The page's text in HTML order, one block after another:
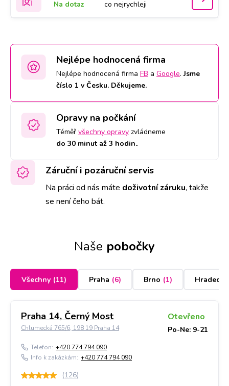
Na dotaz co nejrychleji
Nejlépe hodnocená firma
Nejlépe hodnocená firma FB a Google.Jsme
číslo 1 v Česku. Děkujeme.
Opravy na počkání
Téměř všechny opravy zvládneme
do 30 minut až 3 hodin..
Záruční i pozáruční servis
Na práci od nás máte doživotní záruku, takže
se není čeho bát.
Naše pobočky
Všechny (11) Praha (6) Brno (1) Hradec
Praha 14, Černý Most
Chlumecká 765/6, 198 19 Praha 14
Otevřeno
Po-Ne: 9-21
Telefon: +420 774 794 090
Info k zakázkám: +420 774 794 090
(126)